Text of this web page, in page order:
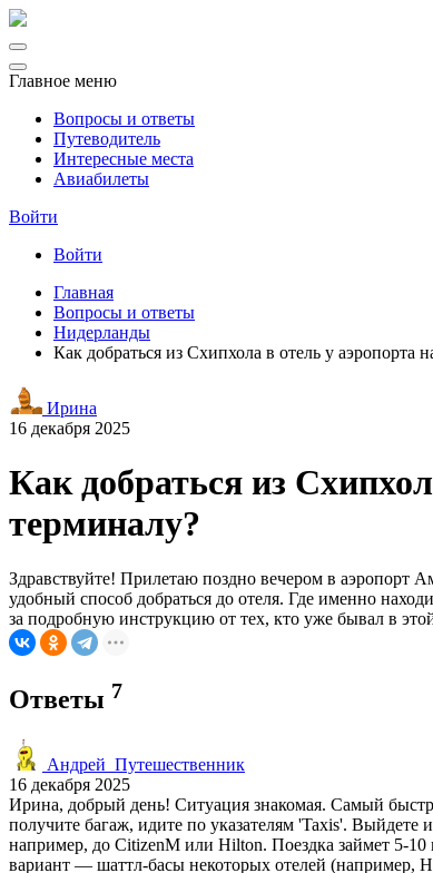
Главное меню
Вопросы и ответы
Путеводитель
Интересные места
Авиабилеты
Войти
Войти
Главная
Вопросы и ответы
Нидерланды
Как добраться из Схипхола в отель у аэропорта
Ирина
16 декабря 2025
Как добраться из
терминалу?
Здравствуйте! Прилетаю поздно вечером в аэропорт
удобный способ добраться до отеля. Где именно
за подробную инструкцию от тех, кто уже бывал в
Ответы 7
Андрей_Путешественник
16 декабря 2025
Ирина, добрый день! Ситуация знакомая. Самый
получите багаж, идите по указателям 'Taxis'.
например, до CitizenM или Hilton. Поездка займет 5-10
вариант — шаттл-басы некоторых отелей (например,